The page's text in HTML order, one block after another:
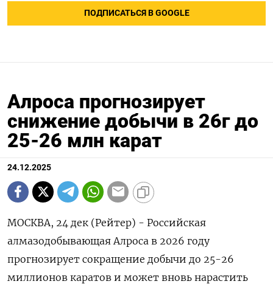
ПОДПИСАТЬСЯ В GOOGLE
Алроса прогнозирует
снижение добычи в 26г до
25-26 млн карат
24.12.2025
МОСКВА, 24 дек (Рейтер) - Российская
алмазодобывающая Алроса в 2026 году
прогнозирует сокращение добычи ⁠до 25-26
миллионов каратов и может вновь нарастить